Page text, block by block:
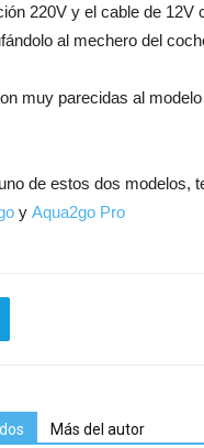
220V y el cable de 12V
al mechero del
muy parecidas al
de estos dos modelos,
y Aqua2go Pro
Más del autor